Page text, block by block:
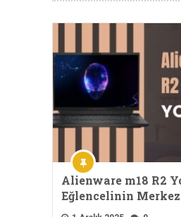
Alienware m18 R2
Eğlencelinin